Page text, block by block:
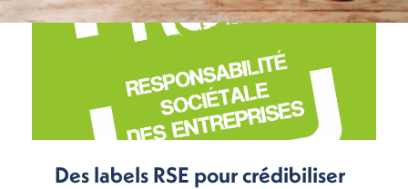
Des labels RSE pour crédibiliser